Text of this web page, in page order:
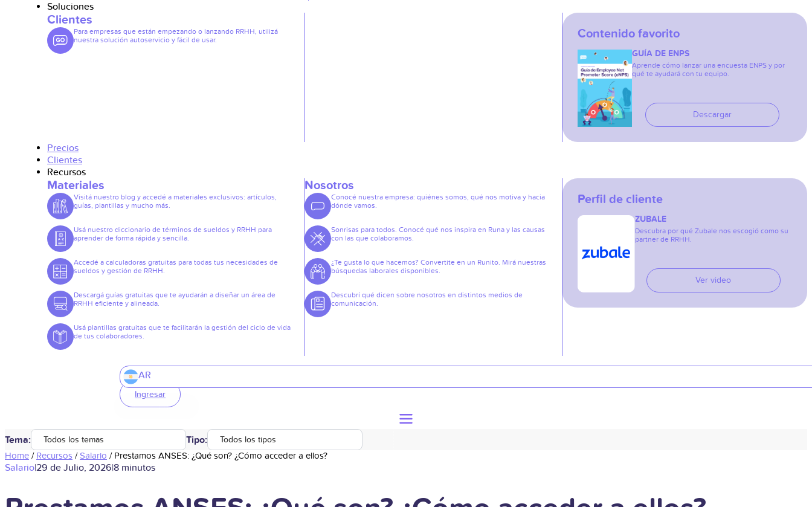
Soluciones
Clientes
Para empresas que están empezando o lanzando RRHH, utilizá
nuestra solución autoservicio y fácil de usar.
Contenido favorito
GUÍA DE ENPS
Aprende cómo lanzar una encuesta ENPS y por
qué te ayudará con tu equipo.
Descargar
Precios
Clientes
Recursos
Materiales
Visitá nuestro blog y accedé a materiales exclusivos: artículos,
guías, plantillas y mucho más.
Usá nuestro diccionario de términos de sueldos y RRHH para
aprender de forma rápida y sencilla.
Accedé a calculadoras gratuitas para todas tus necesidades de
sueldos y gestión de RRHH.
Descargá guías gratuitas que te ayudarán a diseñar un área de
RRHH eficiente y alineada.
Usá plantillas gratuitas que te facilitarán la gestión del ciclo de vida
de tus colaboradores.
Nosotros
Conocé nuestra empresa: quiénes somos, qué nos motiva y hacia
dónde vamos.
Sonrisas para todos. Conocé qué nos inspira en Runa y las causas
con las que colaboramos.
¿Te gusta lo que hacemos? Convertite en un Runito. Mirá nuestras
búsquedas laborales disponibles.
Descubrí qué dicen sobre nosotros en distintos medios de
comunicación.
Perfil de cliente
ZUBALE
Descubra por qué Zubale nos escogió como su
partner de RRHH.
Ver video
AR
Ingresar
Tema: Todos los temas Tipo: Todos los tipos
Home / Recursos /Salario / Prestamos ANSES: ¿Qué son? ¿Cómo acceder a ellos?
Salario|29 de Julio, 2026|8 minutos